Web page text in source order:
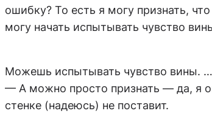
ошибку? То есть я могу признать,
могу начать испытывать чувство
Можешь испытывать чувство вины. …
— А можно просто признать — да, я
стенке (надеюсь) не поставит.